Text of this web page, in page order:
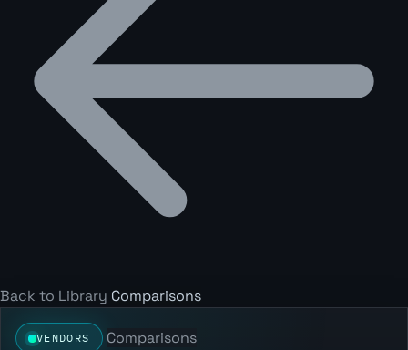
Back to Library Comparisons
VENDORS Comparisons